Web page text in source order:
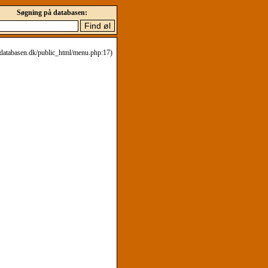
Søgning på databasen:
public_html/menu.php:17)